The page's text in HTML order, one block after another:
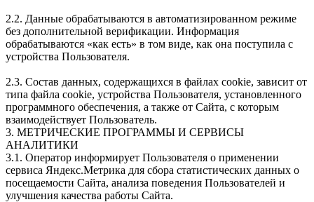
2.2. Данные обрабатываются в автоматизированном режиме
без дополнительной верификации. Информация
обрабатываются «как есть» в том виде, как она поступила с
устройства Пользователя.
2.3. Состав данных, содержащихся в файлах сookie, зависит от
типа файла сookie, устройства Пользователя, установленного
программного обеспечения, а также от Сайта, с которым
взаимодействует Пользователь.
3. МЕТРИЧЕСКИЕ ПРОГРАММЫ И СЕРВИСЫ
АНАЛИТИКИ
3.1. Оператор информирует Пользователя о применении
сервиса Яндекс.Метрика для сбора статистических данных о
посещаемости Сайта, анализа поведения Пользователей и
улучшения качества работы Сайта.